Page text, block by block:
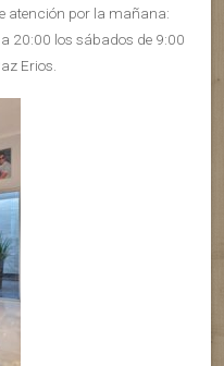
atención por la mañana:
20:00 los sábados de 9:00
Erios.